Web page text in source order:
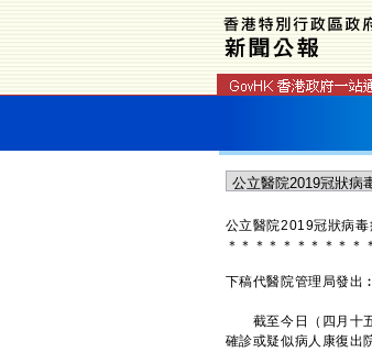
公立醫院2019冠狀病
＊ ＊ ＊ ＊ ＊ ＊ ＊ ＊ ＊ ＊
下稿代醫院管理局發出︰
截至今日（四月十五
確診或疑似病人康復出